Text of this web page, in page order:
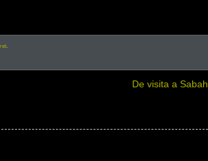
De visita a Sabah